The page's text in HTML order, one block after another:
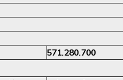
571.280.700